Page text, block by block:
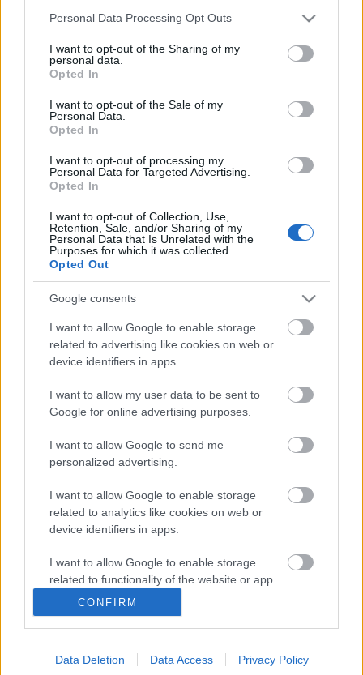
Please note that this website/app uses one or more Google
not limited to your visit or usage behaviour. You may click to
grant or deny consent to Google and its third-party tags to
use your data for below specified purposes in below Google
consent section.
Personal Data Processing Opt Outs
I want to opt-out of the Sharing of my
personal data.
Opted In
I want to opt-out of the Sale of my
Personal Data.
Opted In
I want to opt-out of processing my
Personal Data for Targeted Advertising.
Opted In
I want to opt-out of Collection, Use,
Retention, Sale, and/or Sharing of my
Personal Data that Is Unrelated with the
Purposes for which it was collected.
Opted Out
Google consents
I want to allow Google to enable storage
related to advertising like cookies on web or
device identifiers in apps.
I want to allow my user data to be sent to
Google for online advertising purposes.
I want to allow Google to send me
personalized advertising.
I want to allow Google to enable storage
related to analytics like cookies on web or
device identifiers in apps.
I want to allow Google to enable storage
related to functionality of the website or app.
I want to allow Google to enable storage
related to personalization.
I want to allow Google to enable storage
CONFIRM
Data Deletion Data Access Privacy Policy
Itt van hát a történet. Lehet, hogy már rögtön az elején
egy kicsit furának tűnik, de kitartás, mert garantálom,
hogy mindenki követni tudja majd. Úgy van beállítva,
mintha lenne benne valami gondolat, de higgyék el, egy
ártatlan kis vígjáték. Nincs benne se tanulság, se
véleményformáló szándék. Csak egyszerű szórakozás.
köldöknézős művészkedésből”- hangzik el a darab
elején.
Az előadás főbb szerepeiben Barabás Árpád, Kozma
Attila, Bekő Fóri Zenkő, Pál-Varga Márta és Tóth
Árpád látható. A bemutató időpontja: május 10.
(Forrás: Tomcsa Sándor Színház)
Kapcsolódó cikkek
Az a fiatalok dolga, hogy szétrúgják a seggünket –
Interjú Anger Zsolttal
Címkék:premier határontúl anger zsolt
tomcsa sándor
Ajánlott bejegyzések:
Akárki a Dóm téren